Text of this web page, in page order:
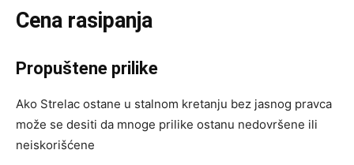
Cena rasipanja
Propuštene prilike
Ako Strelac ostane u stalnom kretanju bez jasnog pravca
može se desiti da mnoge prilike ostanu nedovršene ili
neiskorišćene